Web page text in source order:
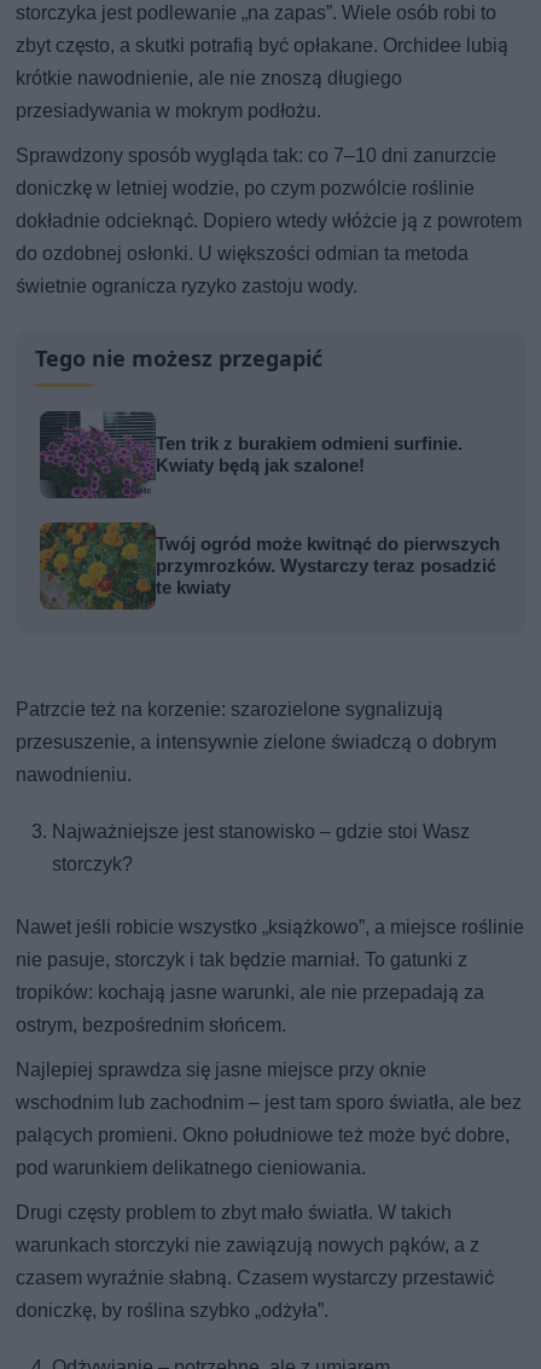
storczyka jest podlewanie „na zapas”. Wiele osób robi to
zbyt często, a skutki potrafią być opłakane. Orchidee lubią
krótkie nawodnienie, ale nie znoszą długiego
przesiadywania w mokrym podłożu.
Sprawdzony sposób wygląda tak: co 7–10 dni zanurzcie
doniczkę w letniej wodzie, po czym pozwólcie roślinie
dokładnie odcieknąć. Dopiero wtedy włóżcie ją z powrotem
do ozdobnej osłonki. U większości odmian ta metoda
świetnie ogranicza ryzyko zastoju wody.
Tego nie możesz przegapić
Ten trik z burakiem odmieni surfinie.
Kwiaty będą jak szalone!
Twój ogród może kwitnąć do pierwszych
przymrozków. Wystarczy teraz posadzić
te kwiaty
Patrzcie też na korzenie: szarozielone sygnalizują
przesuszenie, a intensywnie zielone świadczą o dobrym
nawodnieniu.
Najważniejsze jest stanowisko – gdzie stoi Wasz
storczyk?
Nawet jeśli robicie wszystko „książkowo”, a miejsce roślinie
nie pasuje, storczyk i tak będzie marniał. To gatunki z
tropików: kochają jasne warunki, ale nie przepadają za
ostrym, bezpośrednim słońcem.
Najlepiej sprawdza się jasne miejsce przy oknie
wschodnim lub zachodnim – jest tam sporo światła, ale bez
palących promieni. Okno południowe też może być dobre,
pod warunkiem delikatnego cieniowania.
Drugi częsty problem to zbyt mało światła. W takich
warunkach storczyki nie zawiązują nowych pąków, a z
czasem wyraźnie słabną. Czasem wystarczy przestawić
doniczkę, by roślina szybko „odżyła”.